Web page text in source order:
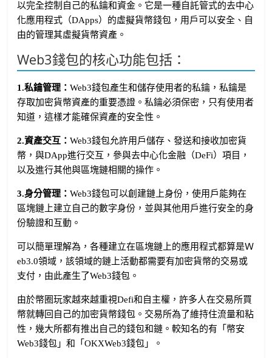
以完全控制自己的私鑰和資金。它是一種自託管式的去中心
化應用程式（DApps）的虛擬貨幣錢包，用戶可以安全、自
由的管理其虛擬貨幣資產。
Web3錢包的核心功能包括：
1.私鑰管理：Web3錢包產生和儲存使用者的私鑰，私鑰是
存取加密貨幣資產的重要憑證。私鑰必須保密，只有使用者
知道，這樣才能確保資產的安全性。
2.資產交互：Web3錢包允許用戶儲存、發送和接收加密貨
幣，與DApp進行交互，參與去中心化金融（DeFi）項目，
以及進行其他與區塊鏈相關的操作。
3.身分管理：Web3錢包可以創建鏈上身份，使用戶能夠在
區塊鏈上建立自己的數字身份，並與其他用戶進行安全的身
份驗證和互動。
可以簡單理解為，各種建立在區塊鏈上的應用程式都算是Ｗ
eb3.0領域，該領域的鏈上活動都需要有加密貨幣的交易或
支付，由此產生了Web3錢包。
由於幣圈玩家越來越重視Defi和自主權，許多人在交易所買
幣就轉回自己的加密貨幣錢包。交易所為了維持住流量和粘
性，幾大所都有推出自己的錢包和鏈。較知名的有「幣安
Web3錢包」和「OKXWeb3錢包」。